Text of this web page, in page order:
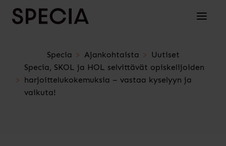
Siirry sisältöön Avaa/
Specia Ajankohtaista
Uutiset
Specia, SKOL ja HOL selvittävät opiskelijoiden
harjoittelukokemuksia – vastaa kyselyyn ja
vaikuta!